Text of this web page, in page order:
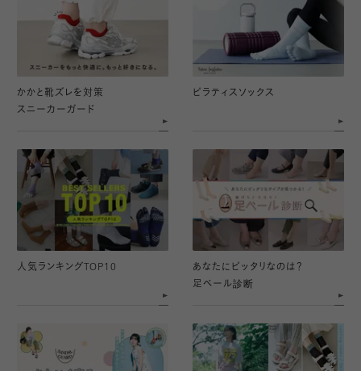
かかと靴ズレを対策
スニーカーガード
ピラティスソックス
人気ランキング TOP10
あなたにピッタリなのは？
足ベール診断